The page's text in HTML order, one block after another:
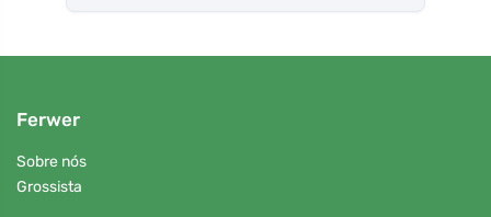
Ferwer
Sobre nós
Grossista